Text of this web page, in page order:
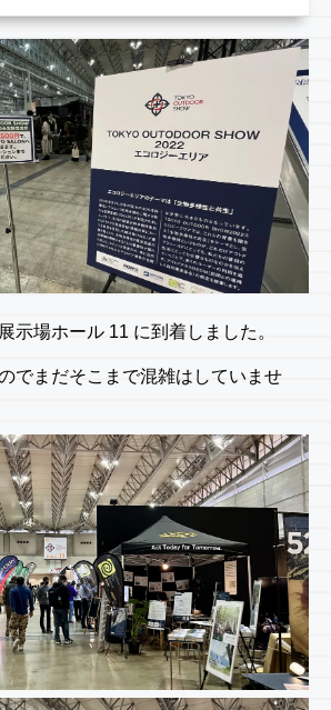
示場ホール 11 に到着しました。
でまだそこまで混雑はしていませ